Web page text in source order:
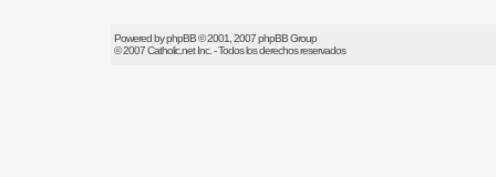
Powered byphpBB© 2001, 2007 phpBB Group
© 2007Catholic.netInc. - Todos los derechos reservados